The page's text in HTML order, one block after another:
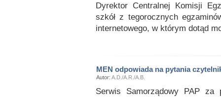
Dyrektor Centralnej Komisji
szkół z tegorocznych
internetowego, w którym dotąd
MEN odpowiada na pytania
Autor: A.D./A.R./A.B.
Serwis Samorządowy PAP za